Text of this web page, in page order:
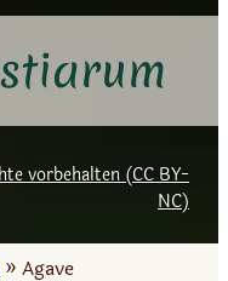
vorbehalten (CC BY-
NC)
» Agave